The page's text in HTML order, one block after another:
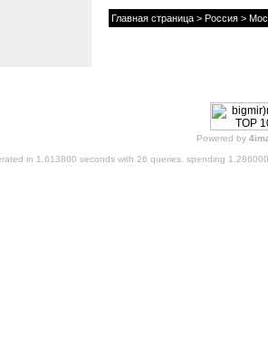
Главная страница > Россия >
Powered by
in 1.613800 seconds with 26 queries, spending